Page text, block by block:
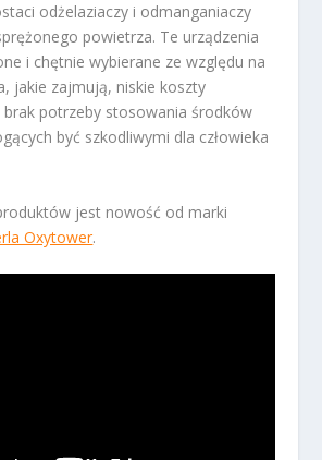
odżelaziaczy i odmanganiaczy
powietrza. Te urządzenia
i chętnie wybierane ze względu na
jakie zajmują, niskie koszty
potrzeby stosowania środków
być szkodliwymi dla człowieka
jest nowość od marki
Oxytower.